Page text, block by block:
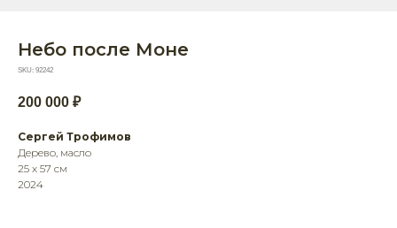
Небо после Моне
SKU: 92242
200 000 ₽
Сергей Трофимов
Дерево, масло
25 х 57 см
2024